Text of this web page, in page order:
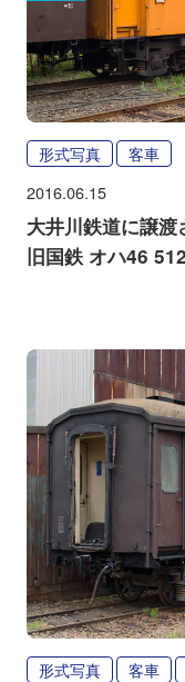
形式写真 客車
2016.06.15
大井川鉄道に譲
旧国鉄 オハ46 512
形式写真 客車